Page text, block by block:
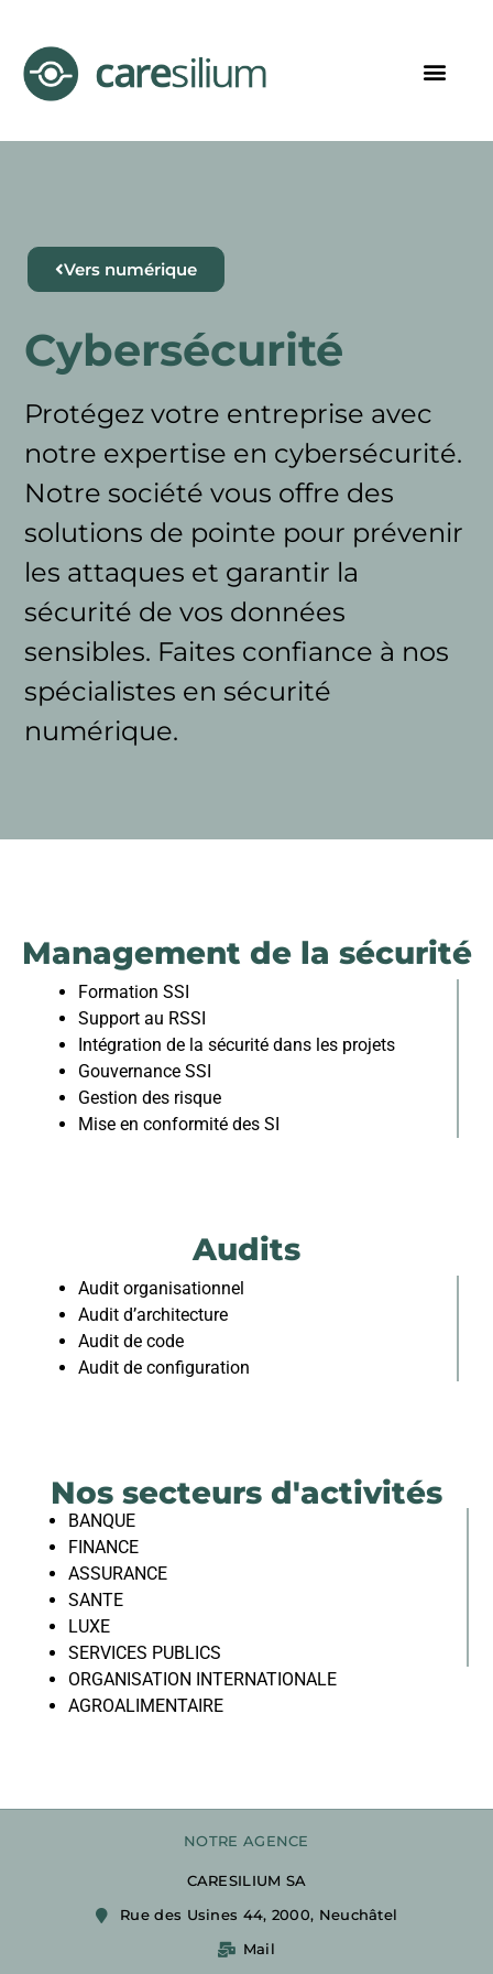
Cybersécurité
Protégez votre entreprise avec
notre expertise en cybersécurité.
Notre société vous offre des
solutions de pointe pour prévenir
les attaques et garantir la
sécurité de vos données
sensibles. Faites confiance à nos
spécialistes en sécurité
numérique.
Vers numérique
Management de la sécurité
Formation SSI
Support au RSSI
Intégration de la sécurité dans les projets
Gouvernance SSI
Gestion des risque
Mise en conformité des SI
Audits
Audit organisationnel
Audit d’architecture
Audit de code
Audit de configuration
Nos secteurs d'activités
BANQUE
FINANCE
ASSURANCE
SANTE
LUXE
SERVICES PUBLICS
ORGANISATION INTERNATIONALE
AGROALIMENTAIRE
NOTRE AGENCE
CARESILIUM SA
Rue des Usines 44, 2000, Neuchâtel
Mail